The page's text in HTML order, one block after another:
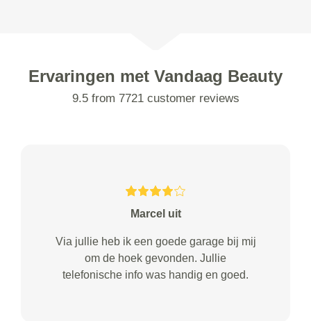
Ervaringen met Vandaag Beauty
9.5 from 7721 customer reviews
Marcel uit
Via jullie heb ik een goede garage bij mij
om de hoek gevonden. Jullie
telefonische info was handig en goed.